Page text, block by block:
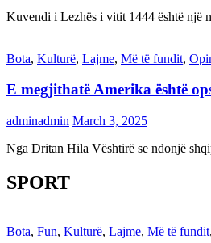
Kuvendi i Lezhës i vitit 1444 është një
Bota, Kulturë, Lajme, Më të fundit,
E megjithatë Amerika është
adminadmin March 3, 2025
Nga Dritan Hila Vështirë se ndonjë
SPORT
Bota, Fun, Kulturë, Lajme, Më të fundit,